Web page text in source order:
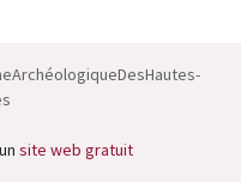
site web gratuit